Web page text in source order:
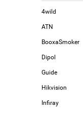
4wild
ATN
BooxaSmoker
Dipol
Guide
Hikvision
Infiray